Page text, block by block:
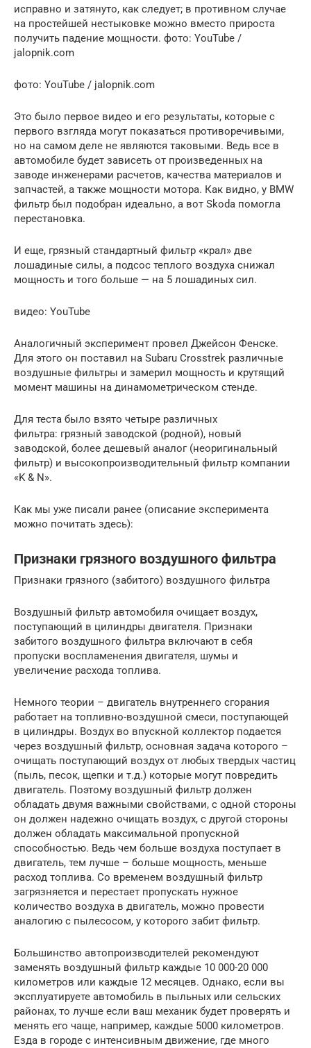
исправно и затянуто, как следует; в противном случае
на простейшей нестыковке можно вместо прироста
получить падение мощности. фото: YouTube /
jalopnik.com
фото: YouTube / jalopnik.com
Это было первое видео и его результаты, которые с
первого взгляда могут показаться противоречивыми,
но на самом деле не являются таковыми. Ведь все в
автомобиле будет зависеть от произведенных на
заводе инженерами расчетов, качества материалов и
запчастей, а также мощности мотора. Как видно, у BMW
фильтр был подобран идеально, а вот Skoda помогла
перестановка.
И еще, грязный стандартный фильтр «крал» две
лошадиные силы, а подсос теплого воздуха снижал
мощность и того больше — на 5 лошадиных сил.
видео: YouTube
Аналогичный эксперимент провел Джейсон Фенске.
Для этого он поставил на Subaru Crosstrek различные
воздушные фильтры и замерил мощность и крутящий
момент машины на динамометрическом стенде.
Для теста было взято четыре различных
фильтра: грязный заводской (родной), новый
заводской, более дешевый аналог (неоригинальный
фильтр) и высокопроизводительный фильтр компании
«K & N».
Как мы уже писали ранее (описание эксперимента
можно почитать здесь):
Признаки грязного воздушного фильтра
Признаки грязного (забитого) воздушного фильтра
Воздушный фильтр автомобиля очищает воздух,
поступающий в цилиндры двигателя. Признаки
забитого воздушного фильтра включают в себя
пропуски воспламенения двигателя, шумы и
увеличение расхода топлива.
Немного теории – двигатель внутреннего сгорания
работает на топливно-воздушной смеси, поступающей
в цилиндры. Воздух во впускной коллектор подается
через воздушный фильтр, основная задача которого –
очищать поступающий воздух от любых твердых частиц
(пыль, песок, щепки и т.д.) которые могут повредить
двигатель. Поэтому воздушный фильтр должен
обладать двумя важными свойствами, с одной стороны
он должен надежно очищать воздух, с другой стороны
должен обладать максимальной пропускной
способностью. Ведь чем больше воздуха поступает в
двигатель, тем лучше – больше мощность, меньше
расход топлива. Со временем воздушный фильтр
загрязняется и перестает пропускать нужное
количество воздуха в двигатель, можно провести
аналогию с пылесосом, у которого забит фильтр.
Большинство автопроизводителей рекомендуют
заменять воздушный фильтр каждые 10 000-20 000
километров или каждые 12 месяцев. Однако, если вы
эксплуатируете автомобиль в пыльных или сельских
районах, то лучше если ваш механик будет проверять и
менять его чаще, например, каждые 5000 километров.
Езда в городе с интенсивным движение, где много